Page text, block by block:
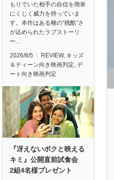
もりでいた相手の自信を簡単
にくじく威力を持っていま
す。本作はある種の“残酷”さ
が込められたラブストーリ
ー…
2026/8/5 REVIEW, キッズ
＆ティーン向き映画判定, デ
ート向き映画判定
『冴えないボクと映える
キミ』公開直前試食会
2組4名様プレゼント